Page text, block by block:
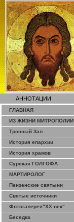
АННОТАЦИИ
ГЛАВНАЯ
ИЗ ЖИЗНИ МИТРОПОЛИИ
Тронный Зал
История епархии
История храмов
Сурская ГОЛГОФА
МАРТИРОЛОГ
Пензенские святыни
Святые источники
Фотогалерея"ХХ век"
Беседка